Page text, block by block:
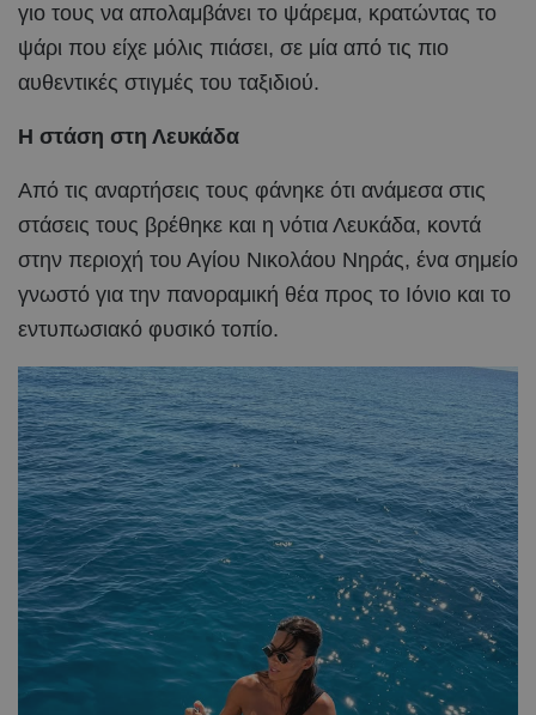
γιο τους να απολαμβάνει το ψάρεμα, κρατώντας το
ψάρι που είχε μόλις πιάσει, σε μία από τις πιο
αυθεντικές στιγμές του ταξιδιού.
Η στάση στη Λευκάδα
Από τις αναρτήσεις τους φάνηκε ότι ανάμεσα στις
στάσεις τους βρέθηκε και η νότια Λευκάδα, κοντά
στην περιοχή του Αγίου Νικολάου Νηράς, ένα σημείο
γνωστό για την πανοραμική θέα προς το Ιόνιο και το
εντυπωσιακό φυσικό τοπίο.